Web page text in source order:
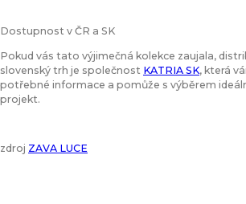
Dostupnost v ČR a SK
Pokud vás tato výjimečná kolekce zaujala,
slovenský trh je společnost KATRIA SK, která
potřebné informace a pomůže s výběrem
projekt.
zdroj ZAVA LUCE